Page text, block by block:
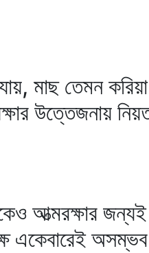
মাছ তেমন
উত্তেজনায়
আত্মরক্ষার
একেবারেই